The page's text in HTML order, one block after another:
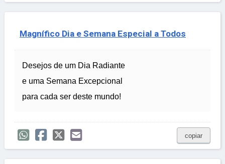
Magnífico Dia e Semana Especial a Todos
Desejos de um Dia Radiante
e uma Semana Excepcional
para cada ser deste mundo!
copiar